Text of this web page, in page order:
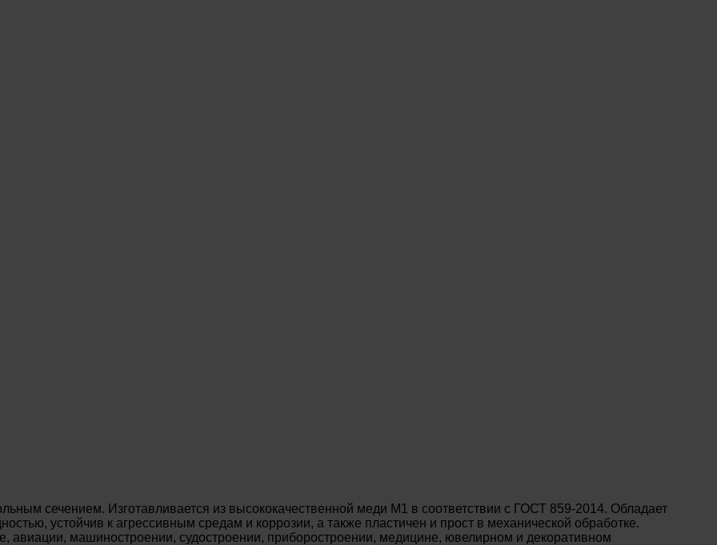
сечением. Изготавливается из высококачественной меди М1 в соответствии с ГОСТ 859-2014. Обладает
устойчив к агрессивным средам и коррозии, а также пластичен и прост в механической обработке.
авиации, машиностроении, судостроении, приборостроении, медицине, ювелирном и декоративном